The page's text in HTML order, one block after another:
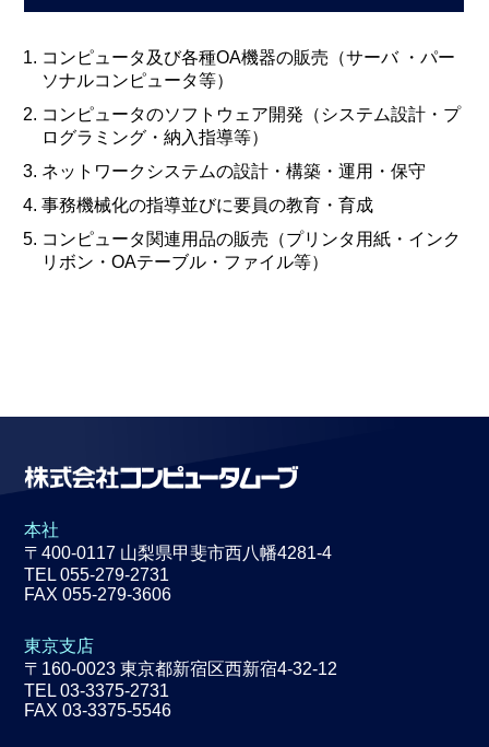
コンピュータ及び各種OA機器の販売（サーバ ・パー
ソナルコンピュータ等）
コンピュータのソフトウェア開発（システム設計・プ
ログラミング・納入指導等）
ネットワークシステムの設計・構築・運用・保守
事務機械化の指導並びに要員の教育・育成
コンピュータ関連用品の販売（プリンタ用紙・インク
リボン・OAテーブル・ファイル等）
本社
〒400-0117 山梨県甲斐市西八幡4281-4
TEL 055-279-2731
FAX 055-279-3606
東京支店
〒160-0023 東京都新宿区西新宿4-32-12
TEL 03-3375-2731
FAX 03-3375-5546